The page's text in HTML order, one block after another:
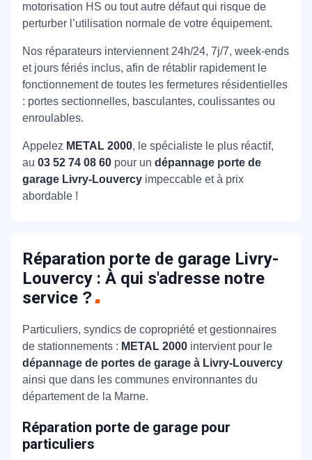
motorisation HS ou tout autre défaut qui risque de
perturber l’utilisation normale de votre équipement.
Nos réparateurs interviennent 24h/24, 7j/7, week-ends
et jours fériés inclus, afin de rétablir rapidement le
fonctionnement de toutes les fermetures résidentielles
: portes sectionnelles, basculantes, coulissantes ou
enroulables.
Appelez METAL 2000, le spécialiste le plus réactif,
au 03 52 74 08 60 pour un dépannage porte de
garage Livry-Louvercy impeccable et à prix
abordable !
Réparation porte de garage Livry-
Louvercy : À qui s'adresse notre
service ?
Particuliers, syndics de copropriété et gestionnaires
de stationnements : METAL 2000 intervient pour le
dépannage de portes de garage à Livry-Louvercy
ainsi que dans les communes environnantes du
département de la Marne.
Réparation porte de garage pour
particuliers